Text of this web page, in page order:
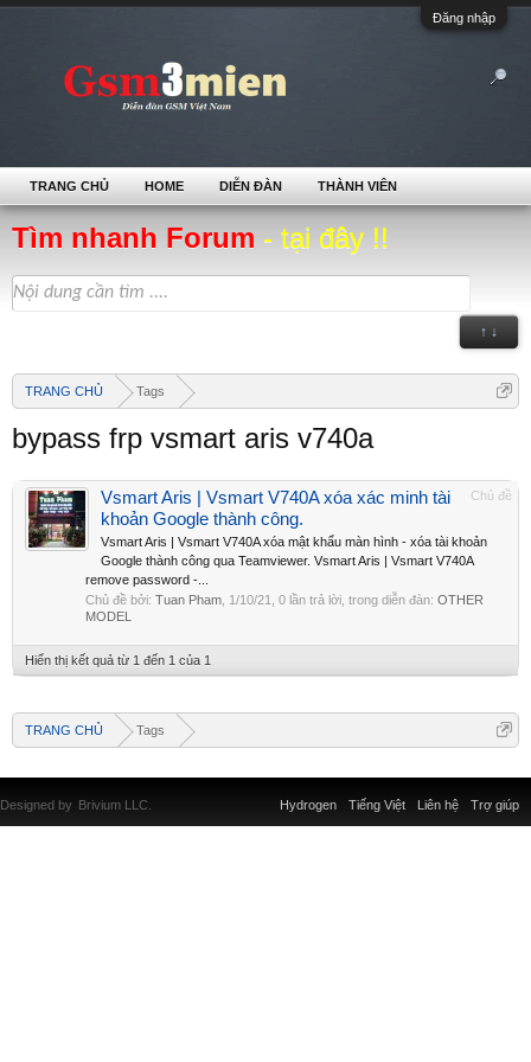
Đăng nhập
Tìm nhanh Forum - tại đây !!
↑ ↓
TRANG CHỦ Tags
bypass frp vsmart aris v740a
Chủ đề
Vsmart Aris | Vsmart V740A xóa xác minh tài
khoản Google thành công.
Vsmart Aris | Vsmart V740A xóa mật khẩu màn hình - xóa tài khoản
Google thành công qua Teamviewer. Vsmart Aris | Vsmart V740A
remove password -...
Chủ đề bởi: Tuan Pham 1/10/21 , 0 lần trả lời, trong diễn đàn: OTHER
MODEL
Hiển thị kết quả từ 1 đến 1 của 1
TRANG CHỦ Tags
TRANG CHỦ HOME DIỄN ĐÀN THÀNH VIÊN
Liên hệ Trợ giúp
Hydrogen Tiếng Việt
Designed by Brivium LLC.